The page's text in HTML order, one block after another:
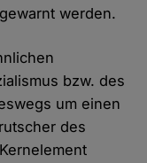
werden.
bzw. des
um einen
des